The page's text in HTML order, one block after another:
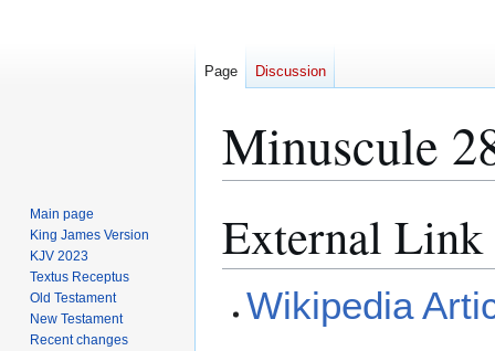
Minuscule
toto
External Link
Wikipedia
Page Discussion
Main page
King James Version
KJV 2023
Textus Receptus
Old Testament
New Testament
Recent changes